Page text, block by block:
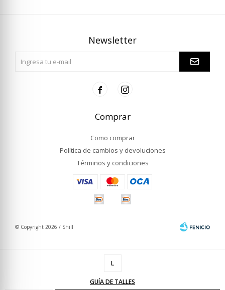
L
GUÍA DE TALLES
Comprar
Como comprar
Política de cambios y devoluciones
Términos y condiciones
Newsletter
 
© Copyright 2026 / Shill